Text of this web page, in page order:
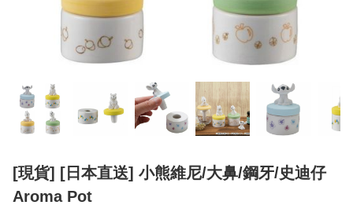
[現貨] [日本直送] 小熊維尼/大鼻/鋼牙/史迪仔
Aroma Pot